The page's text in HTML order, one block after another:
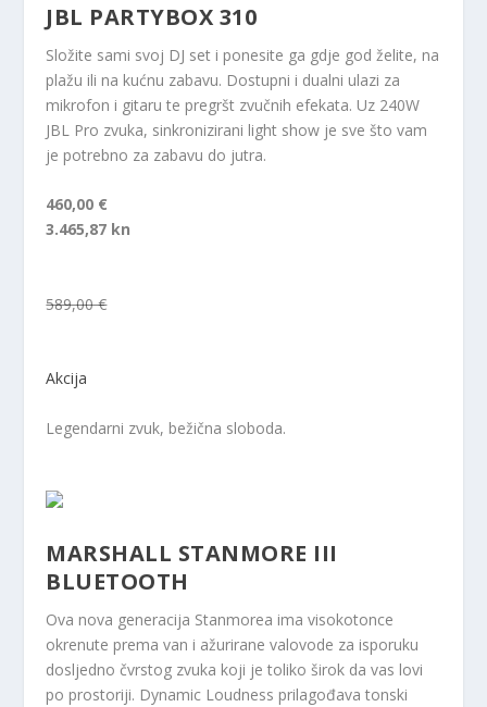
JBL PARTYBOX 310
Složite sami svoj DJ set i ponesite ga gdje god želite, na
plažu ili na kućnu zabavu. Dostupni i dualni ulazi za
mikrofon i gitaru te pregršt zvučnih efekata. Uz 240W
JBL Pro zvuka, sinkronizirani light show je sve što vam
je potrebno za zabavu do jutra.
460,00 €
3.465,87 kn
589,00 €
Akcija
Legendarni zvuk, bežična sloboda.
MARSHALL STANMORE III
BLUETOOTH
Ova nova generacija Stanmorea ima visokotonce
okrenute prema van i ažurirane valovode za isporuku
dosljedno čvrstog zvuka koji je toliko širok da vas lovi
po prostoriji. Dynamic Loudness prilagođava tonski